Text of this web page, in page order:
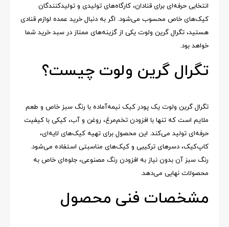
انتخابی حرفه‌ای برای قنادان، کارگاه‌های تولیدی و تولیدکنندگان
کیک‌های خاص محسوب می‌شود. اگر به دنبال خرید عمده لوازم قنادی
هستید، تگرال گرین ولوت یکی از گزینه‌های ممتاز در سبد خرید شما
خواهد بود.
تگرال گرین ولوت چیست؟
تگرال گرین ولوت یک پودر کیک نیمه‌آماده با رنگ سبز خاص و طعم
ملایم است که تنها با افزودن تخم‌مرغ، روغن و آب، کیکی با کیفیت
حرفه‌ای تولید می‌کند. این محصول برای تهیه کیک‌های لایه‌ای،
کاپ‌کیک، دسرهای ترکیبی و کیک‌های مناسبتی استفاده می‌شود.
رنگ سبز آن بدون نیاز به افزودن رنگ مصنوعی، جلوه‌ای خاص به
محصولات نهایی می‌دهد.
مشخصات فنی محصول